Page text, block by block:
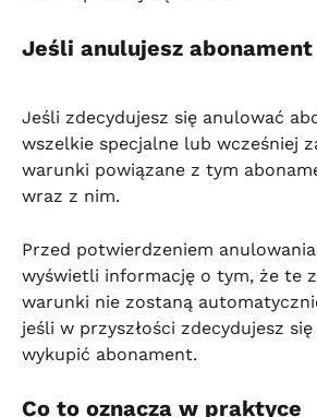
Jeśli anulujesz abonament
Jeśli zdecydujesz się anulować
wszelkie specjalne lub wcześniej
warunki powiązane z tym
wraz z nim.
Przed potwierdzeniem
wyświetli informację o tym, że te
warunki nie zostaną
jeśli w przyszłości zdecydujesz
wykupić abonament.
Co to oznacza w praktyce